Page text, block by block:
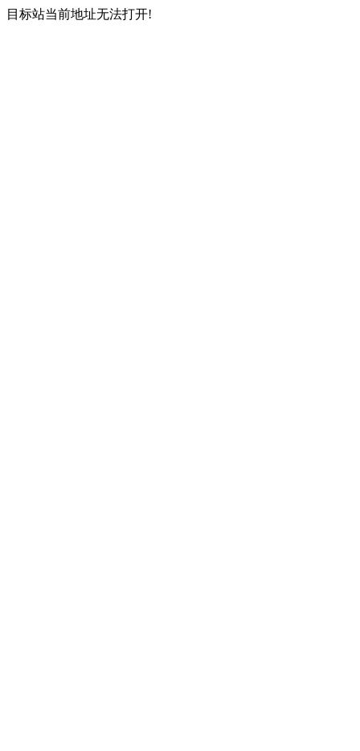
目标站当前地址无法打开!